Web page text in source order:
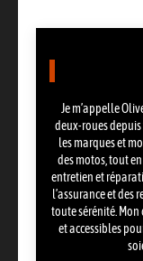
Je m’appelle
deux-roues depuis
les marques et
des motos, tout
entretien et
l’assurance et
toute sérénité.
et accessibles